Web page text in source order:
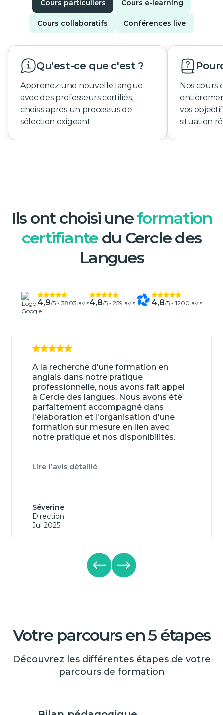
Cours particuliers Cours e-learning
Cours collaboratifs Conférences live
Qu'est-ce que c'est ?
Apprenez une nouvelle langue
avec des professeurs certifiés,
choisis après un processus de
sélection exigeant.
Nos cours
vos
situation
Ils ont choisi uneformation
certifiantedu Cercle des
Langues
4,9/5 - 3803 avis4,8/5 - 259 avis 4,8/5 - 1200 avis
A la recherche d'une formation en
anglais dans notre pratique
professionnelle, nous avons fait appel
à Cercle des langues. Nous avons été
parfaitement accompagné dans
l'élaboration et l'organisation d'une
formation sur mesure en lien avec
notre pratique et nos disponibilités.
Lire l'avis détaillé
Séverine
Direction
Jul 2025
Votre parcours en 5 étapes
Découvrez les différentes étapes de votre
parcours de formation